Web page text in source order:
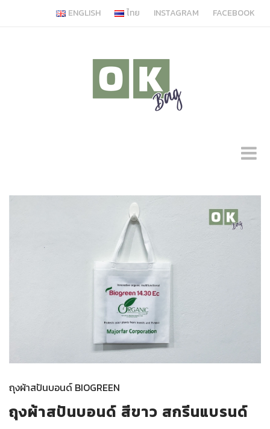
ENGLISH ไทย INSTAGRAM FACEBOOK
ถุงผ้าสปันบอนด์ BIOGREEN
ถุงผ้าสปันบอนด์ สีขาว สกรีนแบรนด์